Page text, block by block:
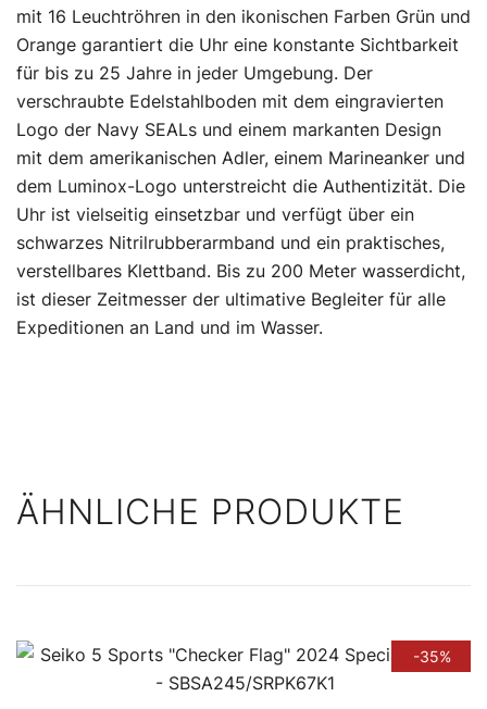
mit 16 Leuchtröhren in den ikonischen Farben Grün und
Orange garantiert die Uhr eine konstante Sichtbarkeit
für bis zu 25 Jahre in jeder Umgebung. Der
verschraubte Edelstahlboden mit dem eingravierten
Logo der Navy SEALs und einem markanten Design
mit dem amerikanischen Adler, einem Marineanker und
dem Luminox-Logo unterstreicht die Authentizität. Die
Uhr ist vielseitig einsetzbar und verfügt über ein
schwarzes Nitrilrubberarmband und ein praktisches,
verstellbares Klettband. Bis zu 200 Meter wasserdicht,
ist dieser Zeitmesser der ultimative Begleiter für alle
Expeditionen an Land und im Wasser.
ÄHNLICHE PRODUKTE
-35%